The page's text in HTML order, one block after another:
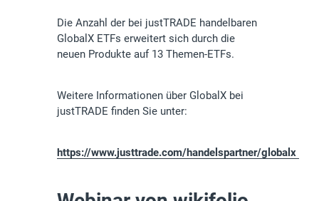
Die Anzahl der bei justTRADE handelbaren
GlobalX ETFs erweitert sich durch die
neuen Produkte auf 13 Themen-ETFs.
Weitere Informationen über GlobalX bei
justTRADE finden Sie unter:
https://www.justtrade.com/handelspartner/globalx